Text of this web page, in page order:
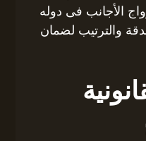
الأجانب فى دوله
والترتيب لضمان